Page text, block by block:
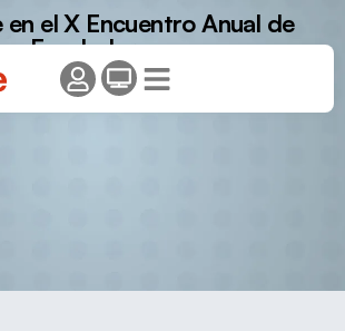
en el X Encuentro Anual de
Escaladoras